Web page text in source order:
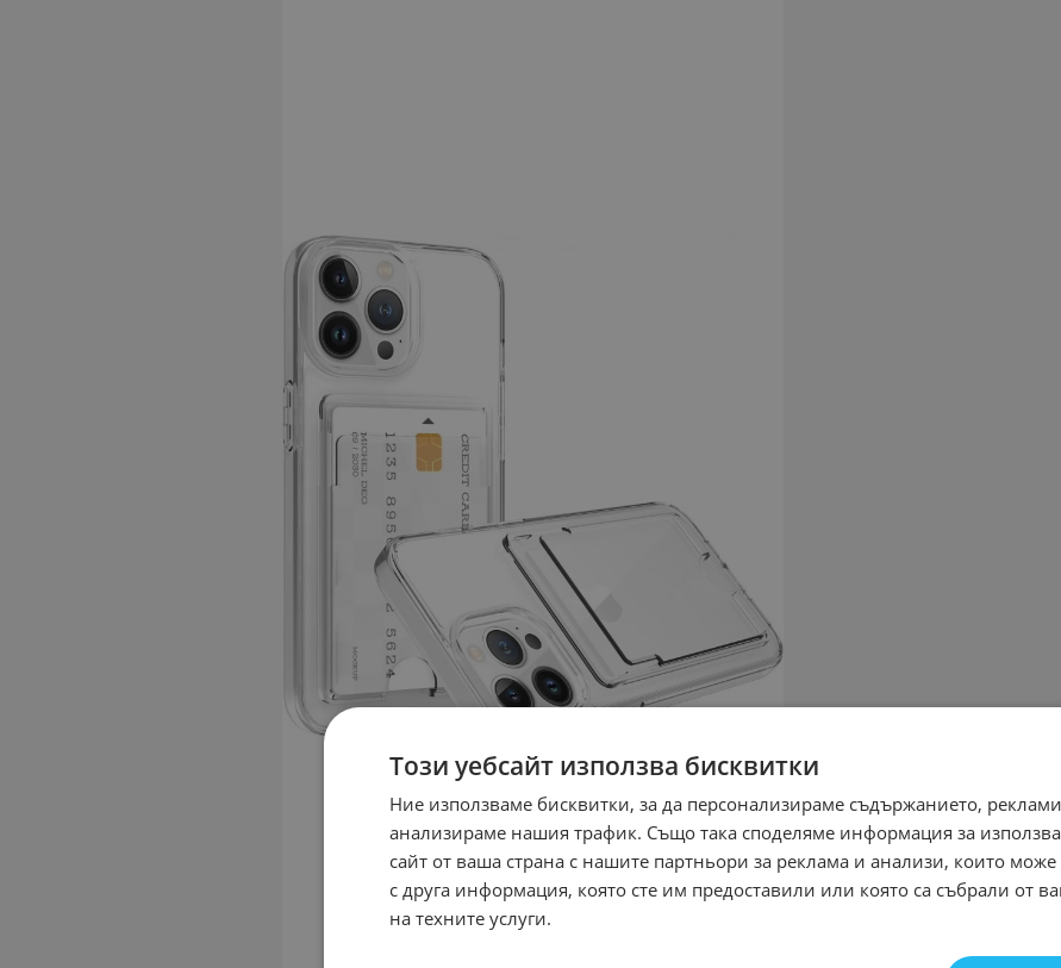
Този уебсайт използва бисквитки
Ние използваме бисквитки, за да персонализираме съдържанието,
анализираме нашия трафик. Също така споделяме информация за
сайт от ваша страна с нашите партньори за реклама и анализи, които
с друга информация, която сте им предоставили или която са събрали от
на техните услуги.